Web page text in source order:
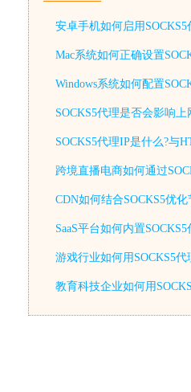
安卓手机如何启用
Mac系统如何正确设置
Windows系统如何配置
SOCKS5代理是否会影响上
SOCKS5代理IP是什么?与
跨境直播电商如何通过
CDN如何结合SOCKS5优
SaaS平台如何内置
游戏行业如何用SOCKS5
教育科技企业如何用